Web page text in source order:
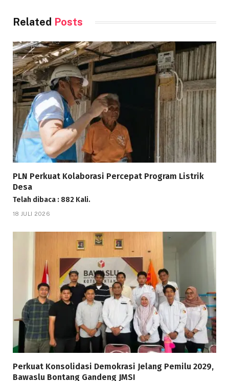
Related Posts
PLN Perkuat Kolaborasi Percepat Program Listrik
Desa
Telah dibaca : 882 Kali.
18 JULI 2026
Perkuat Konsolidasi Demokrasi Jelang Pemilu 2029,
Bawaslu Bontang Gandeng JMSI